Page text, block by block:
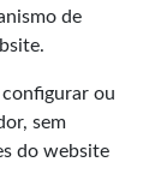
de
ou
sem
do website